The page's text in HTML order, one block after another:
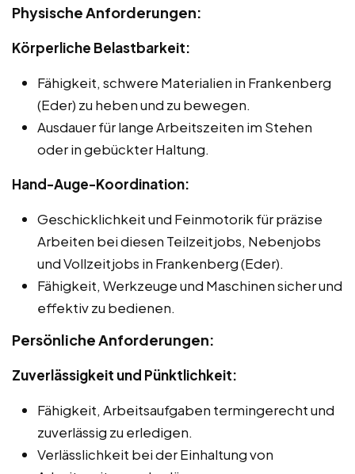
Physische Anforderungen:
Körperliche Belastbarkeit:
Fähigkeit, schwere Materialien in Frankenberg
(Eder) zu heben und zu bewegen.
Ausdauer für lange Arbeitszeiten im Stehen
oder in gebückter Haltung.
Hand-Auge-Koordination:
Geschicklichkeit und Feinmotorik für präzise
Arbeiten bei diesen Teilzeitjobs, Nebenjobs
und Vollzeitjobs in Frankenberg (Eder).
Fähigkeit, Werkzeuge und Maschinen sicher und
effektiv zu bedienen.
Persönliche Anforderungen:
Zuverlässigkeit und Pünktlichkeit:
Fähigkeit, Arbeitsaufgaben termingerecht und
zuverlässig zu erledigen.
Verlässlichkeit bei der Einhaltung von